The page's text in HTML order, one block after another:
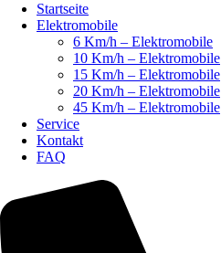
Startseite
Elektromobile
6 Km/h – Elektromobile
10 Km/h – Elektromobile
15 Km/h – Elektromobile
20 Km/h – Elektromobile
45 Km/h – Elektromobile
Service
Kontakt
FAQ